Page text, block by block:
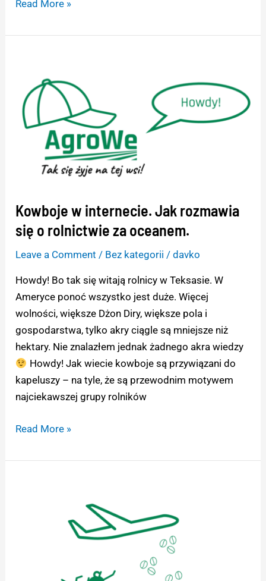
Read More »
Kowboje w internecie. Jak rozmawia
się o rolnictwie za oceanem.
Leave a Comment / Bez kategorii /davko
Howdy! Bo tak się witają rolnicy w Teksasie. W
Ameryce ponoć wszystko jest duże. Więcej
wolności, większe Dżon Diry, większe pola i
gospodarstwa, tylko akry ciągle są mniejsze niż
hektary. Nie znalazłem jednak żadnego akra wiedzy
Howdy! Jak wiecie kowboje są przywiązani do
kapeluszy – na tyle, że są przewodnim motywem
najciekawszej grupy rolników
internecie.
Jak
rozmawia
rolnictwie
oceanem.
Read More »